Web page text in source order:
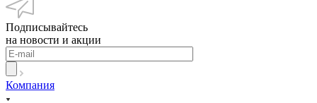
Подписывайтесь
на новости и акции
Компания